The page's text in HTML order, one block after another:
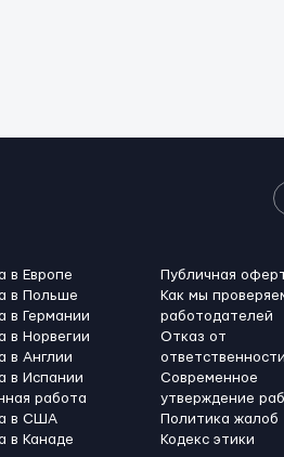
в Европе
в Польше
в Германии
в Норвегии
в Англии
в Испании
работа
в США
в Канадe
Публичная
Как мы
работодателей
Отказ от
Современное
утверждение
Политика жалоб
Кодекс этики